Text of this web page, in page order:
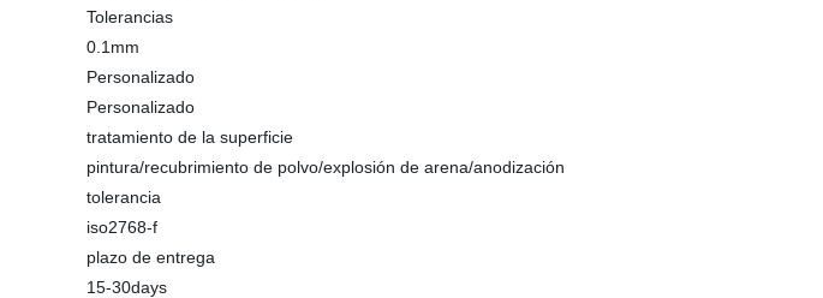
Tolerancias
0.1mm
Personalizado
Personalizado
tratamiento de la superficie
pintura/recubrimiento de polvo/explosión de arena/anodización
tolerancia
iso2768-f
plazo de entrega
15-30days